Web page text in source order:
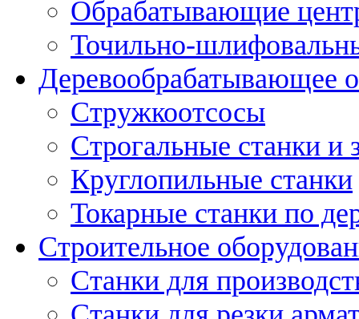
Обрабатывающие
Точильно-
Деревообрабатывающее
Стружкоотсосы
Строгальные станки и
Круглопильные станки
Токарные станки по
Строительное
Станки для